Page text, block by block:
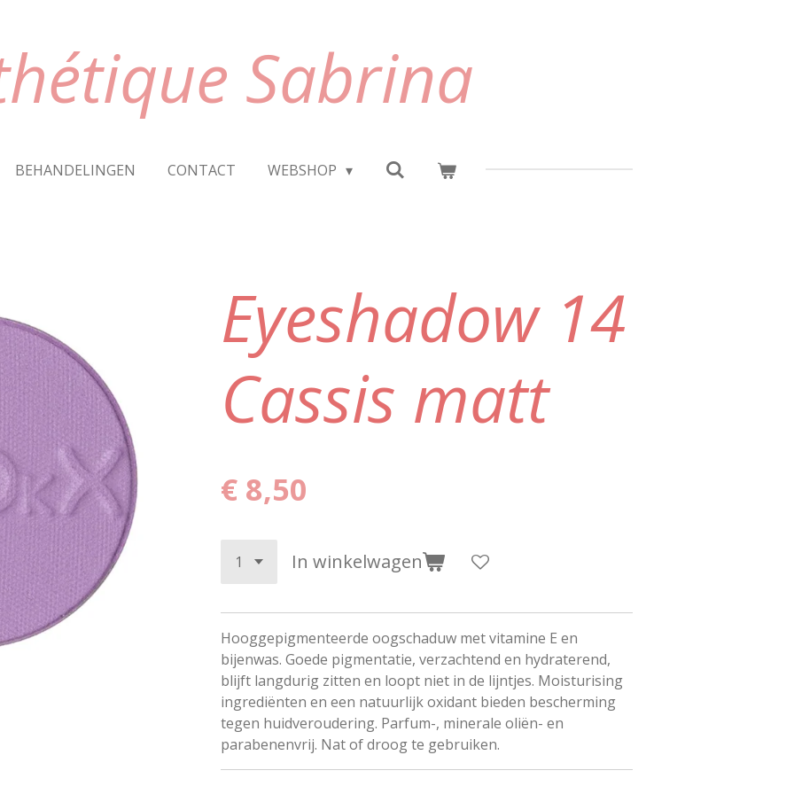
Sabrina
BEHANDELINGEN CONTACT WEBSHOP
Eyeshadow 14
Cassis matt
€ 8,50
In winkelwagen
Hooggepigmenteerde oogschaduw met vitamine E en
bijenwas. Goede pigmentatie, verzachtend en hydraterend,
blijft langdurig zitten en loopt niet in de lijntjes. Moisturising
ingrediënten en een natuurlijk oxidant bieden bescherming
tegen huidveroudering. Parfum-, minerale oliën- en
parabenenvrij. Nat of droog te gebruiken.